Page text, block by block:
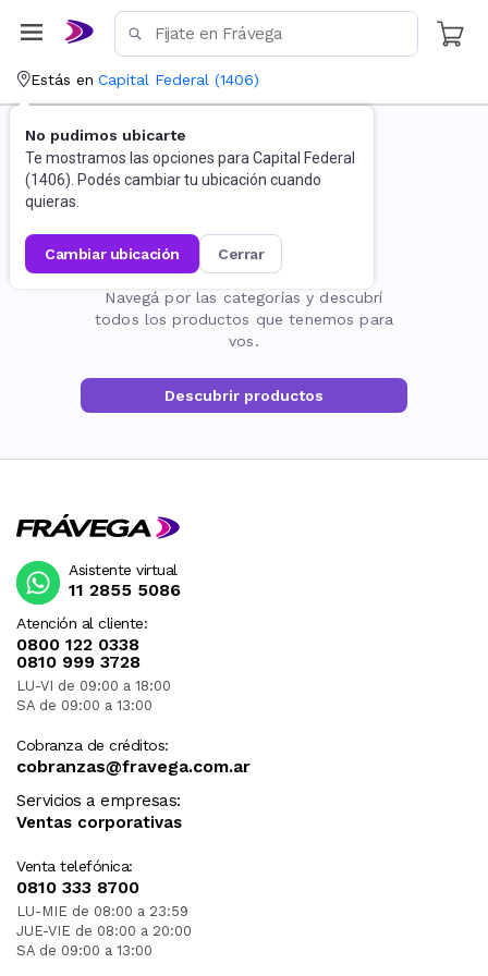
Estás en Capital Federal (1406)
No pudimos ubicarte
Te mostramos las opciones para Capital Federal
(1406). Podés cambiar tu ubicación cuando
quieras.
cambiar ubicación cerrar
La página no existe
Navegá por las categorías y descubrí
todos los productos que tenemos para
vos.
Descubrir productos
Atención al cliente:
0800 122 0338
0810 999 3728
LU-VI de 09:00 a 18:00
SA de 09:00 a 13:00
Cobranza de créditos:
cobranzas@fravega.com.ar
Servicios a empresas:
Ventas corporativas
Venta telefónica:
0810 333 8700
LU-MIE de 08:00 a 23:59
JUE-VIE de 08:00 a 20:00
SA de 09:00 a 13:00
Asistente virtual
11 2855 5086